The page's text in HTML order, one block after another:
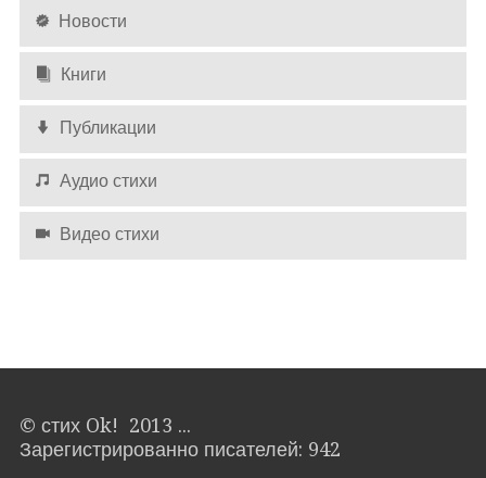
Новости
Книги
Публикации
Аудио стихи
Видео стихи
© стих Ok! 2013 ...
Зарегистрированно писателей: 942